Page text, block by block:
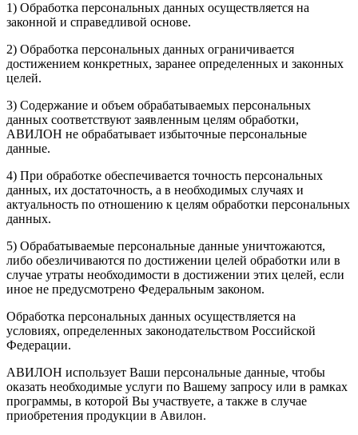
1) Обработка персональных данных осуществляется на
законной и справедливой основе.
2) Обработка персональных данных ограничивается
достижением конкретных, заранее определенных и законных
целей.
3) Содержание и объем обрабатываемых персональных
данных соответствуют заявленным целям обработки,
АВИЛОН не обрабатывает избыточные персональные
данные.
4) При обработке обеспечивается точность персональных
данных, их достаточность, а в необходимых случаях и
актуальность по отношению к целям обработки персональных
данных.
5) Обрабатываемые персональные данные уничтожаются,
либо обезличиваются по достижении целей обработки или в
случае утраты необходимости в достижении этих целей, если
иное не предусмотрено Федеральным законом.
Обработка персональных данных осуществляется на
условиях, определенных законодательством Российской
Федерации.
АВИЛОН использует Ваши персональные данные, чтобы
оказать необходимые услуги по Вашему запросу или в рамках
программы, в которой Вы участвуете, а также в случае
приобретения продукции в Авилон.